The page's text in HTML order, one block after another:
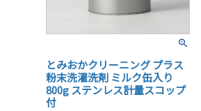
とみおかクリーニング プラス
粉末洗濯洗剤 ミルク缶入り
800g ステンレス計量スコップ
付